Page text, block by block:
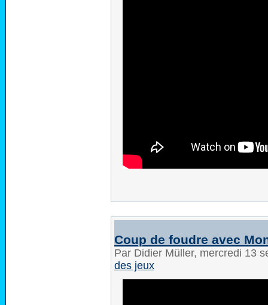
Coup de foudre avec
Par Didier Müller, mercredi 13
des jeux